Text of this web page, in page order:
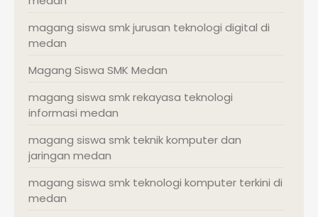
magang siswa smk jurusan teknologi digital di
medan
Magang Siswa SMK Medan
magang siswa smk rekayasa teknologi
informasi medan
magang siswa smk teknik komputer dan
jaringan medan
magang siswa smk teknologi komputer terkini di
medan